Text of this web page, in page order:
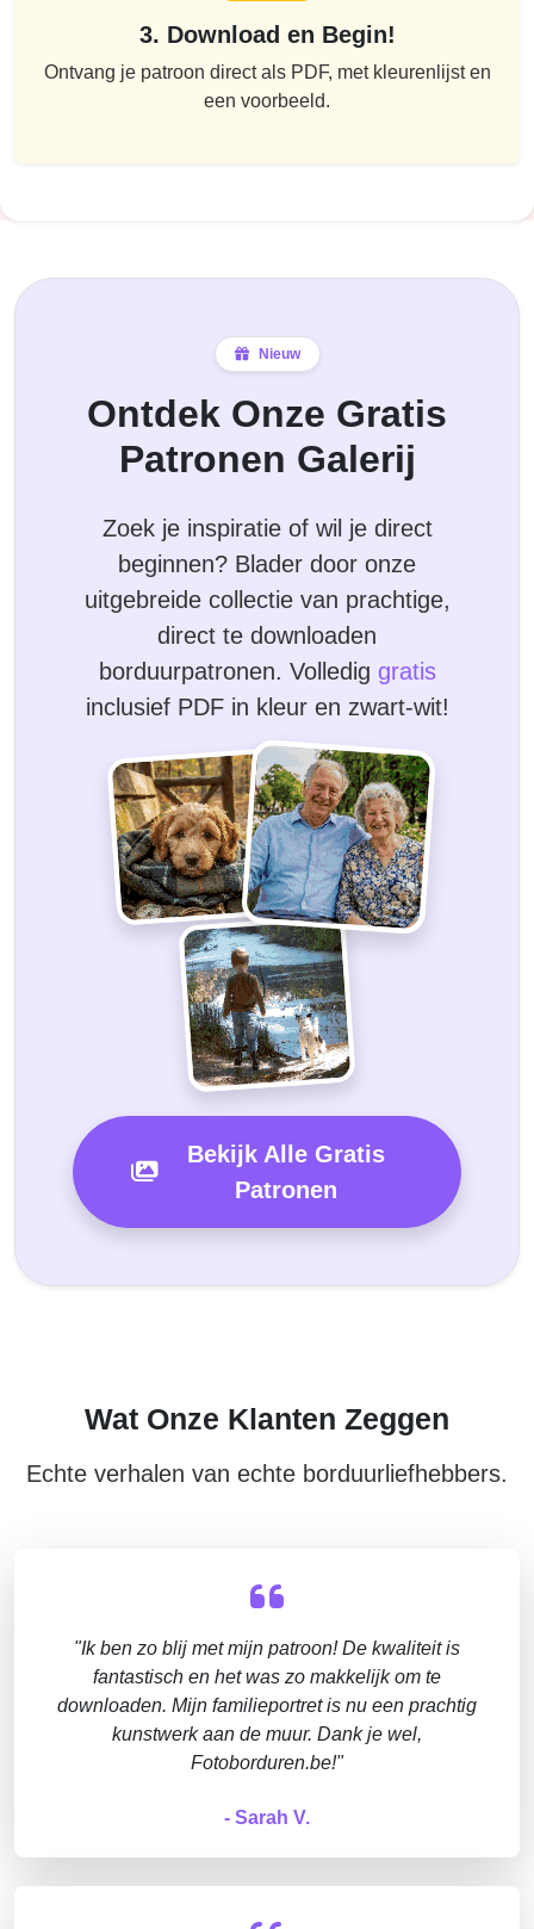
3. Download en Begin!
Ontvang je patroon direct als PDF, met kleurenlijst en
een voorbeeld.
Nieuw
Ontdek Onze Gratis
Patronen Galerij
Zoek je inspiratie of wil je direct
beginnen? Blader door onze
uitgebreide collectie van prachtige,
direct te downloaden
borduurpatronen. Volledig gratis
inclusief PDF in kleur en zwart-wit!
Bekijk Alle Gratis
Patronen
Wat Onze Klanten Zeggen
Echte verhalen van echte borduurliefhebbers.
"Ik ben zo blij met mijn patroon! De kwaliteit is
fantastisch en het was zo makkelijk om te
downloaden. Mijn familieportret is nu een prachtig
kunstwerk aan de muur. Dank je wel,
Fotoborduren.be!"
- Sarah V.